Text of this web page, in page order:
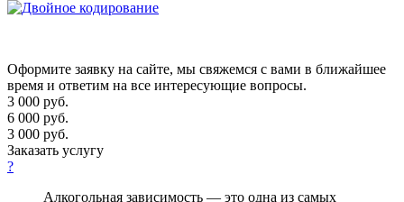
Оформите заявку на сайте, мы свяжемся с вами в ближайшее
время и ответим на все интересующие вопросы.
3 000 руб.
6 000 руб.
3 000 руб.
Заказать услугу
?
Алкогольная зависимость — это одна из самых